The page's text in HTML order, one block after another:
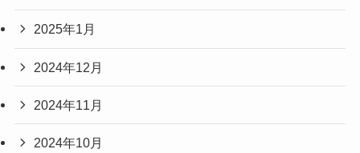
2025年1月
2024年12月
2024年11月
2024年10月